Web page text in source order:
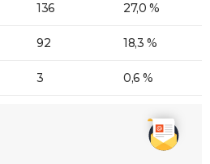
136 27,0 %
92 18,3 %
3 0,6 %